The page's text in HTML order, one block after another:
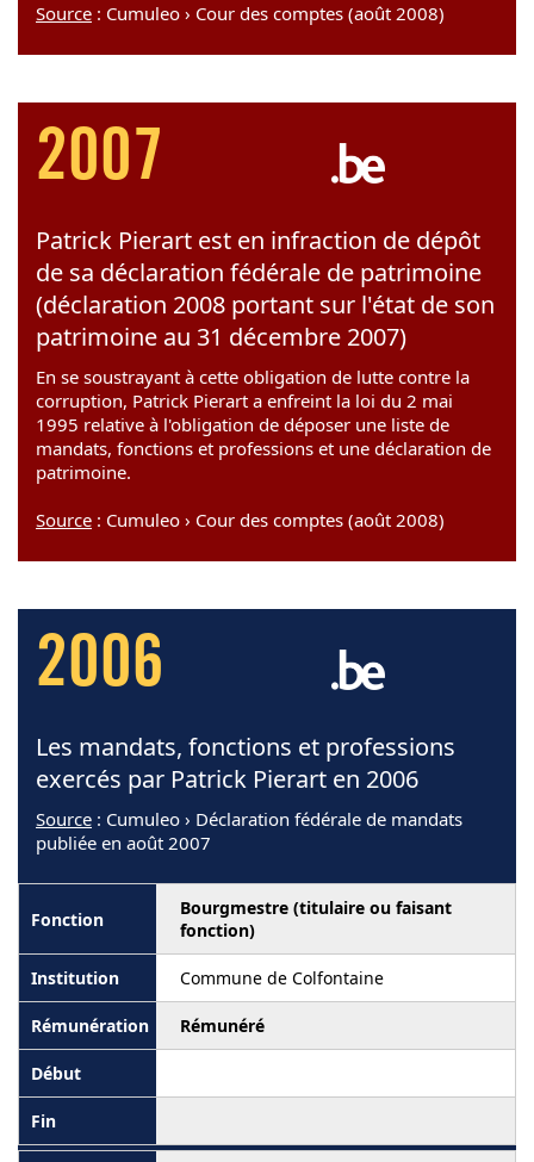
Source : Cumuleo › Cour des comptes (août 2008)
2007
Patrick Pierart est en infraction de dépôt
de sa déclaration fédérale de patrimoine
(déclaration 2008 portant sur l'état de son
patrimoine au 31 décembre 2007)
En se soustrayant à cette obligation de lutte contre la
corruption, Patrick Pierart a enfreint la loi du 2 mai
1995 relative à l'obligation de déposer une liste de
mandats, fonctions et professions et une déclaration de
patrimoine.
Source : Cumuleo › Cour des comptes (août 2008)
2006
Les mandats, fonctions et professions
exercés par Patrick Pierart en 2006
Source : Cumuleo › Déclaration fédérale de mandats
publiée en août 2007
Bourgmestre (titulaire ou faisant
fonction)
Commune de Colfontaine
Rémunéré